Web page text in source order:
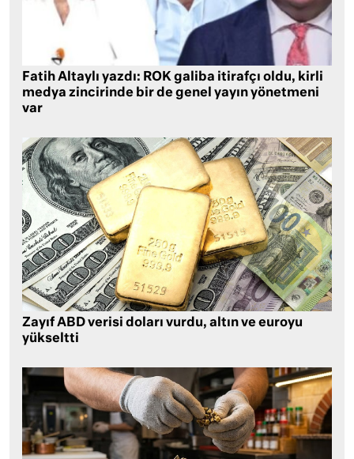
Fatih Altaylı yazdı: ROK galiba itirafçı oldu, kirli
medya zincirinde bir de genel yayın yönetmeni
var
Zayıf ABD verisi doları vurdu, altın ve euroyu
yükseltti